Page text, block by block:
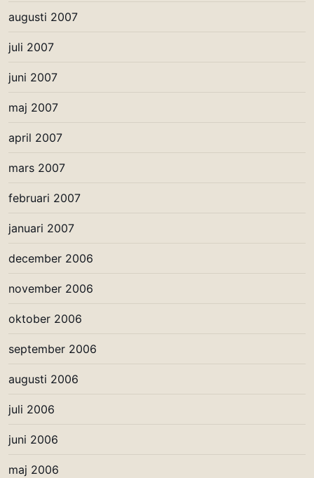
augusti 2007
juli 2007
juni 2007
maj 2007
april 2007
mars 2007
februari 2007
januari 2007
december 2006
november 2006
oktober 2006
september 2006
augusti 2006
juli 2006
juni 2006
maj 2006